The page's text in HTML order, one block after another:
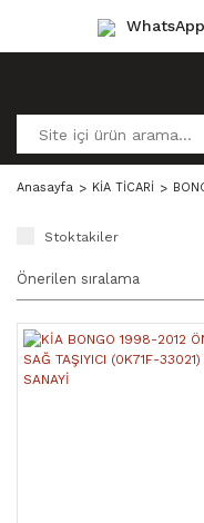
Anasayfa KİA TİCARİ
Stoktakiler